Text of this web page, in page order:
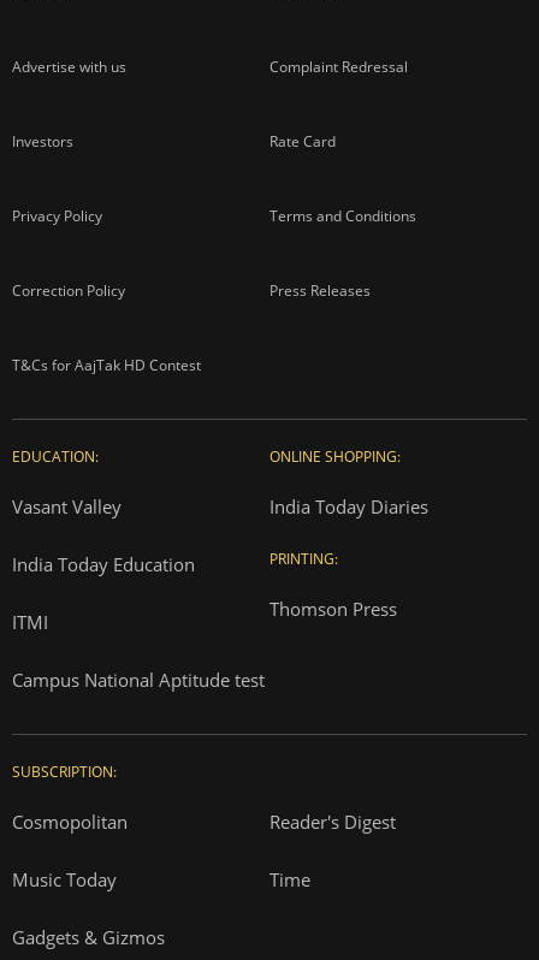
Advertise with us Complaint Redressal
Investors Rate Card
Privacy Policy Terms and Conditions
Correction Policy Press Releases
T&Cs for AajTak HD Contest
EDUCATION:
Vasant Valley
India Today Education
ITMI
Campus National Aptitude test
ONLINE SHOPPING:
India Today Diaries
PRINTING:
Thomson Press
SUBSCRIPTION:
Cosmopolitan Reader's Digest
Music Today Time
Gadgets & Gizmos